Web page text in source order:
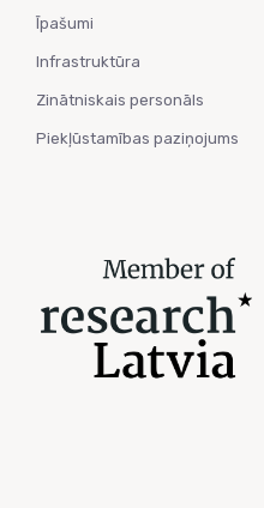
Īpašumi
Infrastruktūra
Zinātniskais personāls
Piekļūstamības paziņojums